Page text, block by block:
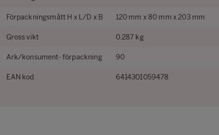
Förpackningsmått H x L/D x B 120 mm x 80 mm x 203 mm
Gross vikt 0.287 kg
Ark/konsument- förpackning 90
EAN kod 6414301059478